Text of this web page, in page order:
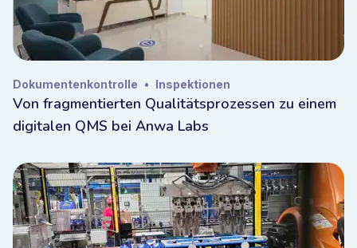
Dokumentenkontrolle • Inspektionen
Von fragmentierten Qualitätsprozessen zu einem
digitalen QMS bei Anwa Labs